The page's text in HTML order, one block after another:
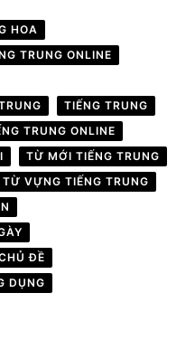
HOA
TRUNG ONLINE
TIẾNG TRUNG
TRUNG ONLINE
TỪ MỚI TIẾNG TRUNG
TỪ VỰNG TIẾNG TRUNG
ĐỀ
DỤNG